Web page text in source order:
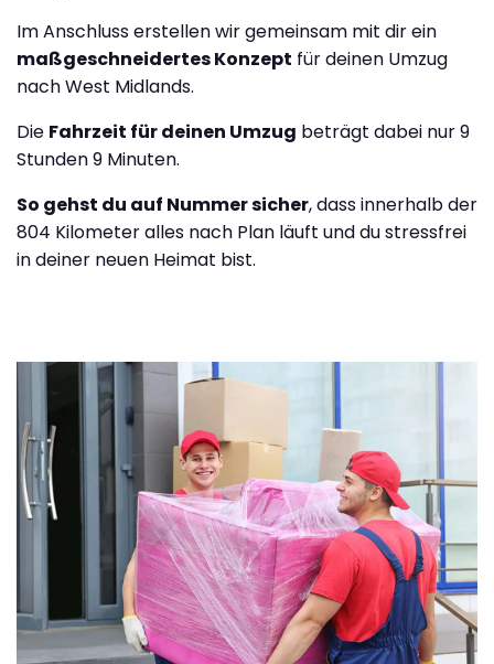
Im Anschluss erstellen wir gemeinsam mit dir ein
maßgeschneidertes Konzept für deinen Umzug
nach West Midlands.
Die Fahrzeit für deinen Umzug beträgt dabei nur 9
Stunden 9 Minuten.
So gehst du auf Nummer sicher, dass innerhalb der
804 Kilometer alles nach Plan läuft und du stressfrei
in deiner neuen Heimat bist.